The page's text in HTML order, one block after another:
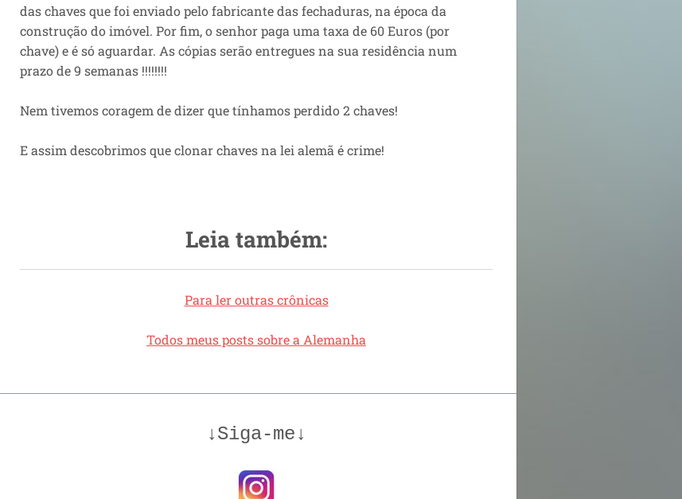
das chaves que foi enviado pelo fabricante das fechaduras, na época da
construção do imóvel. Por fim, o senhor paga uma taxa de 60 Euros (por
chave) e é só aguardar. As cópias serão entregues na sua residência num
prazo de 9 semanas !!!!!!!!
Nem tivemos coragem de dizer que tínhamos perdido 2 chaves!
E assim descobrimos que clonar chaves na lei alemã é crime!
Leia também:
Para ler outras crônicas
Todos meus posts sobre a Alemanha
↓Siga-me↓